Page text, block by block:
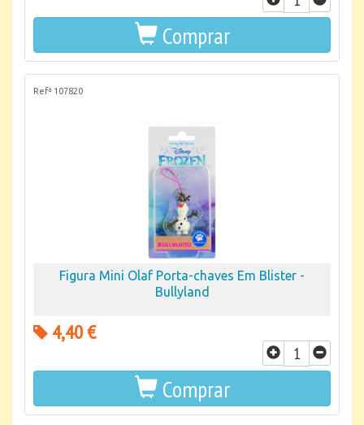
Comprar
Refª 107820
Figura Mini Olaf Porta-chaves Em Blister -
Bullyland
4,40 €
Comprar